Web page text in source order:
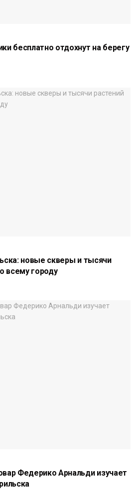
бесплатно отдохнут на берегу
новые скверы и тысячи
всему городу
Федерико Арнальди изучает